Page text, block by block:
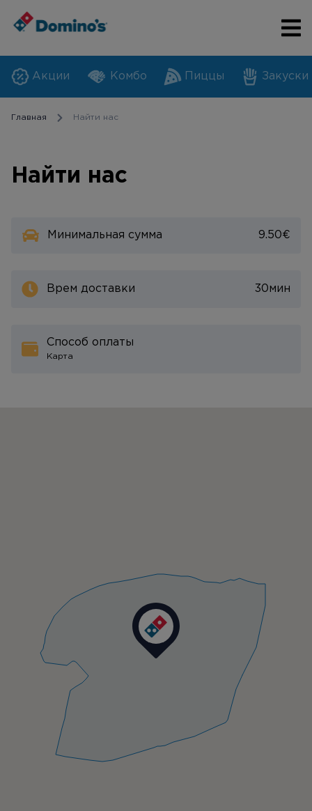
Акции Комбо Пиццы Закуски
Главная Найти нас
Найти нас
Минимальная сумма 9.50€
Врем доставки 30мин
Способ оплаты
Карта